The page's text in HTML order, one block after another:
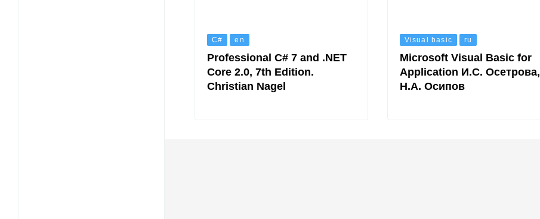
C# en
Professional C# 7 and .NET
Core 2.0, 7th Edition.
Christian Nagel
Visual basic ru
Microsoft Visual Basic for
Application И.С. Осетрова,
Н.А. Осипов